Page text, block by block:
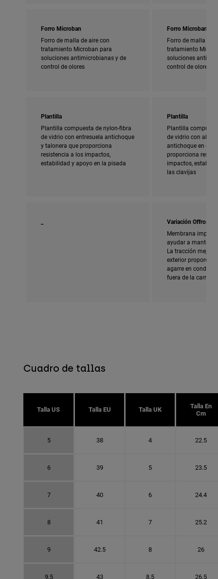
Forro Microban
Forro de malla de aire con
tratamiento Microban para
soluciones antimicrobianas y de
control de olores
Forro Microban
Forro de malla de
tratamiento
soluciones
control de olores
Plantilla
Plantilla compuesta de nylon-fibra
de vidrio con entresuela antichoque
y talonera que proporciona
resistencia a los impactos,
estabilidad y apoyo en la pisada
Plantilla
Plantilla
de vidrio con
antichoque en el
proporciona
impactos,
las clavijas
Variación Offroad
Membrana
ayudar a
La tracción
exterior
agarre en
fuera de la
Cuadro de tallas
Talla US Talla EU Talla UK
Talla En
Cm
5 38 4 22.5
6 39 5 23.5
7 40 6 24.4
8 41 7 25.2
9 42.5 8 26
9.5 43 8.5 26.5